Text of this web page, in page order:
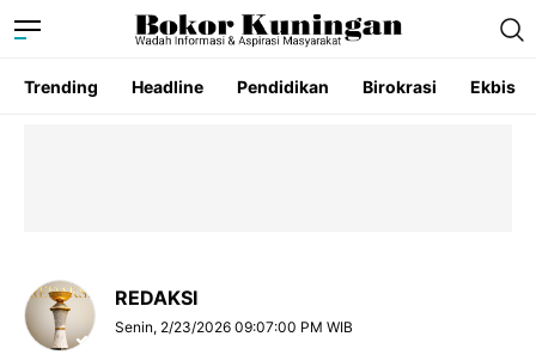
Trending Headline Pendidikan Birokrasi Ekbis
REDAKSI
Senin, 2/23/2026 09:07:00 PM WIB